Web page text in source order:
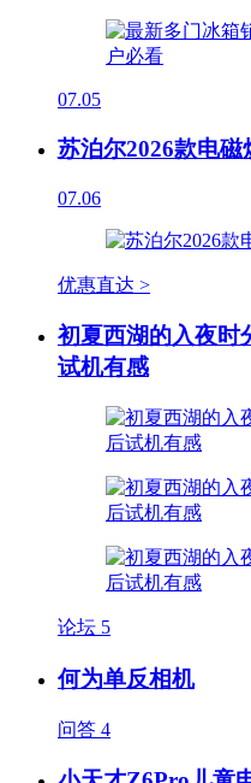
07.05
苏泊尔2026款电
07.06
优惠直达 >
初夏西湖的入夜时
试机有感
论坛 5
何为单反相机
问答 4